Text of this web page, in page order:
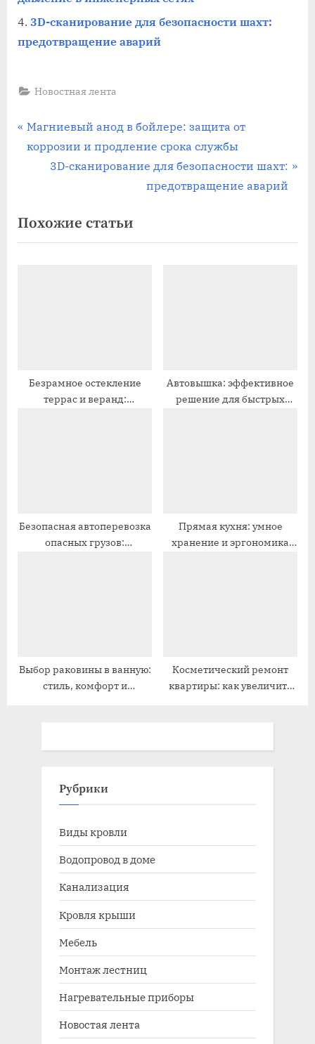
3D-сканирование для безопасности шахт:
предотвращение аварий
Новостная лента
Навигация
по
П
р
д
у
и
Магниевый анод в бойлере: защита от
коррозии и продление срока службы
С
д
у
п
и
3D-сканирование для безопасности шахт:
предотвращение аварий
Похожие статьи
Безрамное остекление
террас и веранд:
Автовышка: эффективное
решение для быстрых
Безопасная автоперевозка
опасных грузов:
Прямая кухня: умное
хранение и эргономика
Выбор раковины в ванную:
стиль, комфорт и
Косметический ремонт
квартиры: как увеличить
Рубрики
Виды кровли
Водопровод в доме
Канализация
Кровля крыши
Мебель
Монтаж лестниц
Нагревательные приборы
Новостая лента